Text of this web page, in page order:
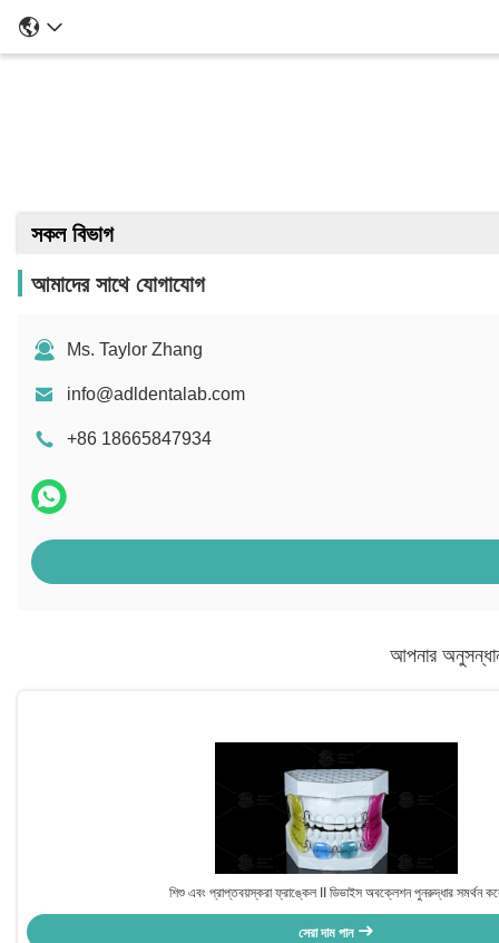
সকল বিভাগ
আমাদের সাথে যোগাযোগ
Ms. Taylor Zhang
info@adldentalab.com
+86 18665847934
আপনার
শিশু এবং প্রাপ্তবয়স্করা ফ্রাঙ্কেল II ডিভাইস অবক্লেশন পুনরুদ্ধার সমর্থন
সেরা দাম পান